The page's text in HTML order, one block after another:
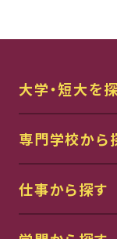
大学・短大を
専門学校から
仕事から探す